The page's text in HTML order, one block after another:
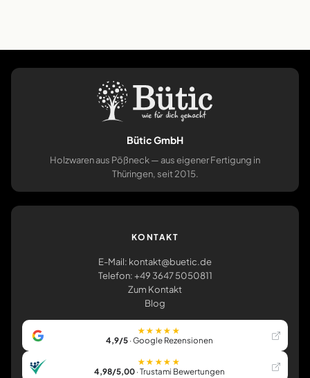
Bütic GmbH
Holzwaren aus Pößneck — aus eigener Fertigung in
Thüringen, seit 2015.
KONTAKT
E-Mail: kontakt@buetic.de
Telefon: +49 3647 5050811
Zum Kontakt
Blog
★★★★★
4,9/5· Google Rezensionen
★★★★★
4,98/5,00· Trustami Bewertungen